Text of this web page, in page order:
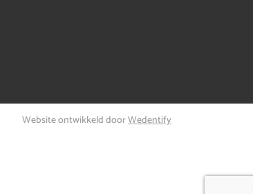
Website ontwikkeld doorWedentify